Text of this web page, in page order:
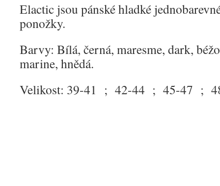
Elactic jsou pánské hladké
ponožky.
Barvy: Bílá, černá, maresme, dark,
marine, hnědá.
Velikost: 39-41 ; 42-44 ; 45-47 ;